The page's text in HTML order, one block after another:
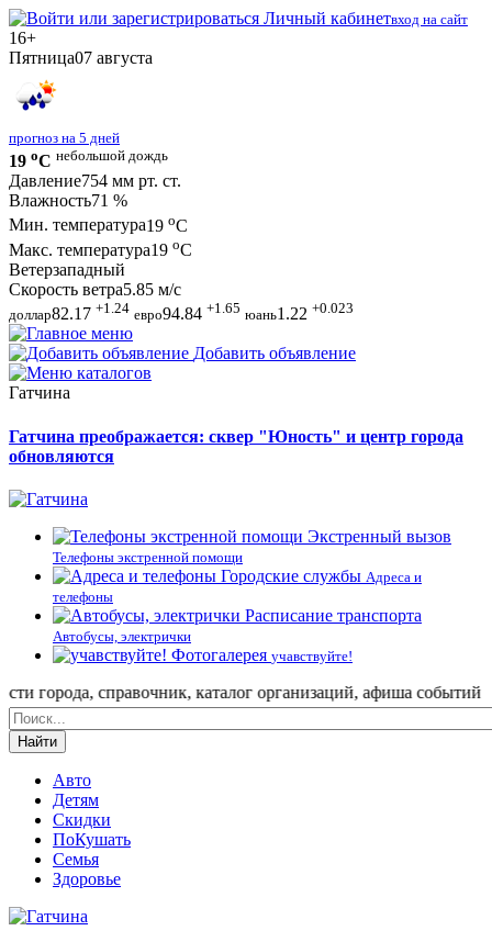
Личный кабинетвход на сайт
16+
Пятница07 августа
прогноз на 5 дней
19 oC небольшой дождь
Давление754 мм рт. ст.
Влажность71 %
Мин. температура19 oC
Макс. температура19 oC
Ветерзападный
Скорость ветра5.85 м/с
доллар82.17 +1.24 евро94.84 +1.65 юань1.22 +0.023
Добавить объявление
Гатчина
Гатчина преображается: сквер "Юность" и центр города
обновляются
Экстренный вызов
Телефоны экстренной помощи
Городские службы Адреса и
телефоны
Расписание транспорта
Автобусы, электрички
Фотогалерея учавствуйте!
справочник, каталог организаций, афиша событий и не
Найти
Авто
Детям
Скидки
ПоКушать
Семья
Здоровье